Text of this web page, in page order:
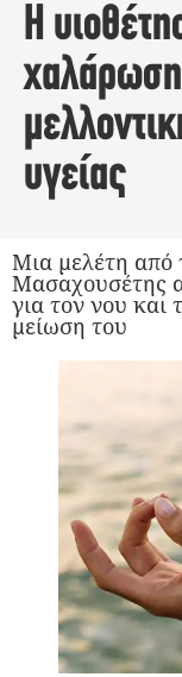
Η
υγείας
Μια μελέτη από
Μασαχουσέτης
για τον νου και
μείωση του